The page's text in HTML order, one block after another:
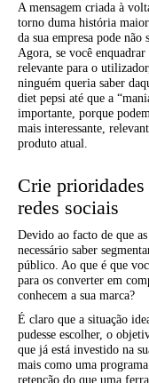
A mensagem criada à
torno duma história
da sua empresa pode
Agora, se você
relevante para o
ninguém queria saber
diet pepsi até que a
importante, porque
mais interessante,
produto atual.
Crie prioridades
redes sociais
Devido ao facto de que
necessário saber
público. Ao que é que
para os converter em
conhecem a sua marca?
É claro que a situação
pudesse escolher, o
que já está investido na
mais como uma
retenção do que uma